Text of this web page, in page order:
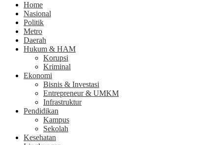
Home
Nasional
Politik
Metro
Daerah
Hukum & HAM
Korupsi
Kriminal
Ekonomi
Bisnis & Investasi
Entrepreneur & UMKM
Infrastruktur
Pendidikan
Kampus
Sekolah
Kesehatan